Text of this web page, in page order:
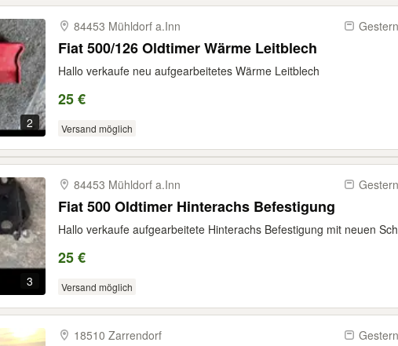
2
84453 Mühldorf a.Inn
Fiat 500/126 Oldtimer Wärme Leitblech
Hallo verkaufe neu aufgearbeitetes Wärme Leitblech
25 €
Versand möglich
3
84453 Mühldorf a.Inn
Fiat 500 Oldtimer Hinterachs Befestigung
Hallo verkaufe aufgearbeitete Hinterachs Befestigung mit neuen
25 €
Versand möglich
18510 Zarrendorf